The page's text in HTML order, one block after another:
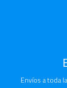
Envíos a toda